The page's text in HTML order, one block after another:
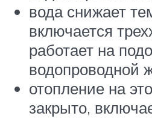
вода снижает
включается
работает на
водопроводной
отопление на
закрыто,